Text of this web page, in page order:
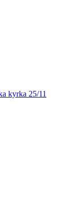
kyrka 25/11